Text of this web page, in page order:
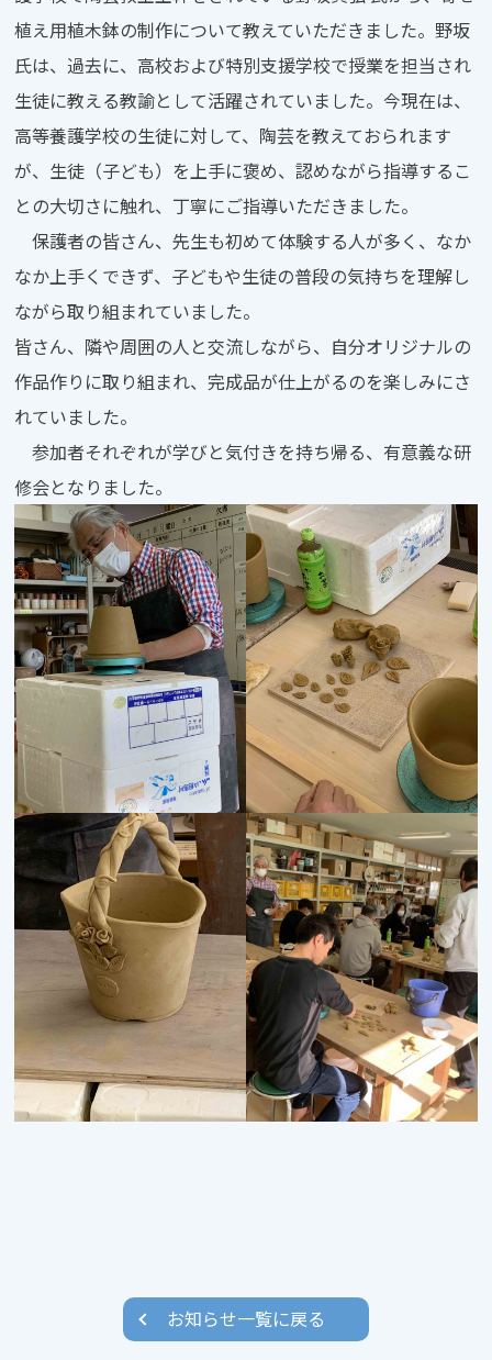
植え用植木鉢の制作について教えていただきました。野坂
氏は、過去に、高校および特別支援学校で授業を担当され
生徒に教える教諭として活躍されていました。今現在は、
高等養護学校の生徒に対して、陶芸を教えておられます
が、生徒（子ども）を上手に褒め、認めながら指導するこ
との大切さに触れ、丁寧にご指導いただきました。
保護者の皆さん、先生も初めて体験する人が多く、なか
なか上手くできず、子どもや生徒の普段の気持ちを理解し
ながら取り組まれていました。
皆さん、隣や周囲の人と交流しながら、自分オリジナルの
作品作りに取り組まれ、完成品が仕上がるのを楽しみにさ
れていました。
参加者それぞれが学びと気付きを持ち帰る、有意義な研
修会となりました。
お知らせ一覧に戻る